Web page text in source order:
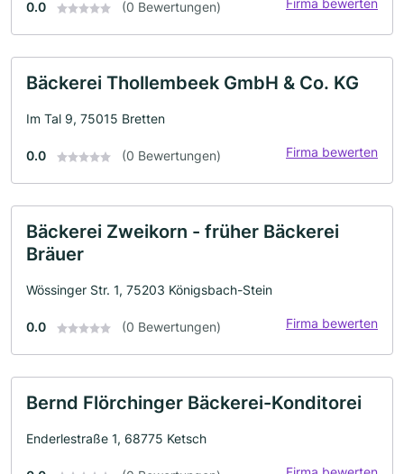
0.0 (0 Bewertungen) Firma bewerten
Bäckerei Thollembeek GmbH & Co. KG
Im Tal 9, 75015 Bretten
0.0 (0 Bewertungen) Firma bewerten
Bäckerei Zweikorn - früher Bäckerei
Bräuer
Wössinger Str. 1, 75203 Königsbach-Stein
0.0 (0 Bewertungen) Firma bewerten
Bernd Flörchinger Bäckerei-Konditorei
Enderlestraße 1, 68775 Ketsch